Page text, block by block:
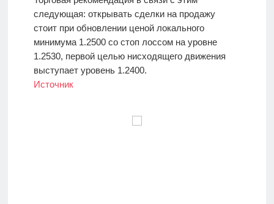
следующая: открывать сделки на продажу
стоит при обновлении ценой локального
минимума 1.2500 со стоп лоссом на уровне
1.2530, первой целью нисходящего движения
выступает уровень 1.2400.
Источник